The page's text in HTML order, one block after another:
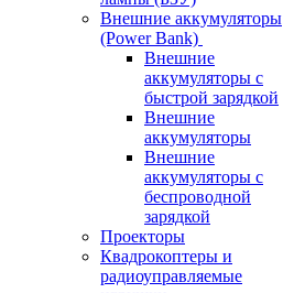
Внешние аккумуляторы
(Power Bank)
Внешние
аккумуляторы с
быстрой зарядкой
Внешние
аккумуляторы
Внешние
аккумуляторы с
беспроводной
зарядкой
Проекторы
Квадрокоптеры и
радиоуправляемые